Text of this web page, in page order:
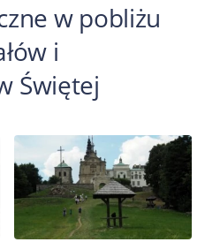
w pobliżu
i
Świętej